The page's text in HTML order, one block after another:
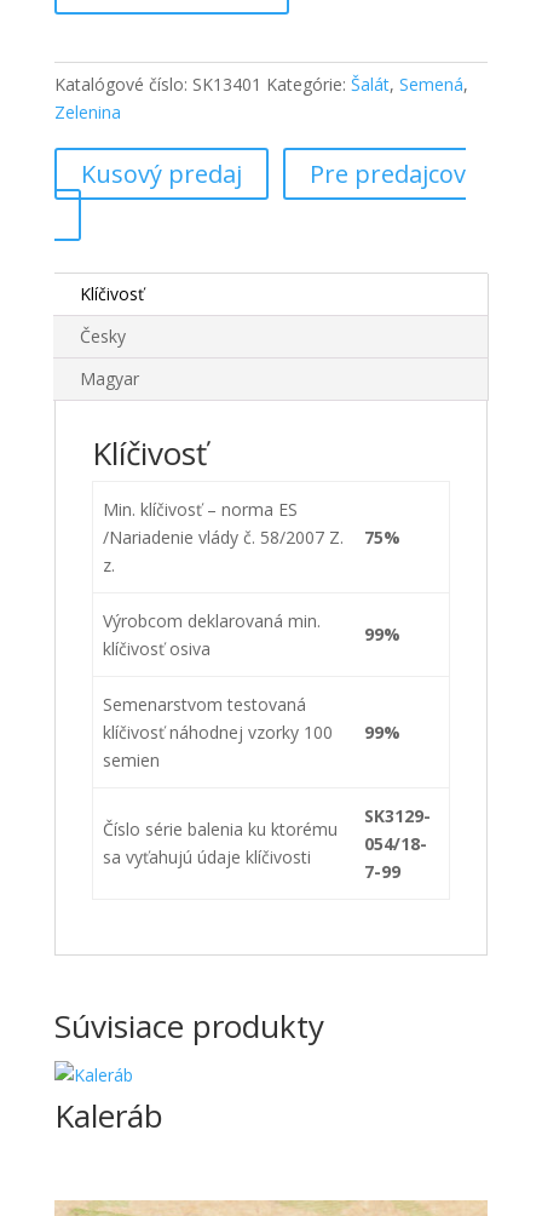
Katalógové číslo: SK13401 Kategórie: Šalát, Semená,
Zelenina
Kusový predaj Pre predajcov
Klíčivosť
Česky
Magyar
Klíčivosť
Min. klíčivosť – norma ES
/Nariadenie vlády č. 58/2007 Z.
z.
75%
Výrobcom deklarovaná min.
klíčivosť osiva
99%
Semenarstvom testovaná
klíčivosť náhodnej vzorky 100
semien
99%
Číslo série balenia ku ktorému
sa vyťahujú údaje klíčivosti
SK3129-
054/18-
7-99
Súvisiace produkty
Kaleráb